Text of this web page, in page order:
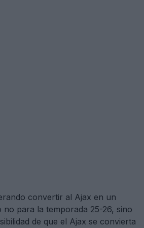
convertir al Ajax en un
no para la temporada 25-26, sino
de que el Ajax se convierta